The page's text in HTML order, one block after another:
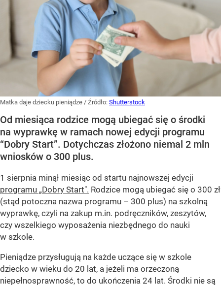
Matka daje dziecku pieniądze / Źródło: Shutterstock
Od miesiąca rodzice mogą ubiegać się o środki
na wyprawkę w ramach nowej edycji programu
“Dobry Start”. Dotychczas złożono niemal 2 mln
wniosków o 300 plus.
1 sierpnia minął miesiąc od startu najnowszej edycji
programu „Dobry Start". Rodzice mogą ubiegać się o 300 zł
(stąd potoczna nazwa programu – 300 plus) na szkolną
wyprawkę, czyli na zakup m.in. podręczników, zeszytów,
czy wszelkiego wyposażenia niezbędnego do nauki
w szkole.
Pieniądze przysługują na każde uczące się w szkole
dziecko w wieku do 20 lat, a jeżeli ma orzeczoną
niepełnosprawność, to do ukończenia 24 lat. Środki nie są